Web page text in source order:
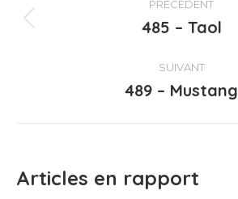
article
PRÉCÉDENT
Article
:
485 – Taol
SUIVANT
Article
489 – Mustang
Articles en rapport